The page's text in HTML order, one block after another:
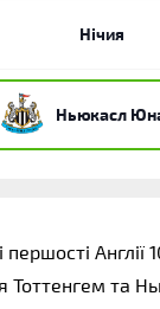
Нічия
Ньюкасл
Англії
Тоттенгем та